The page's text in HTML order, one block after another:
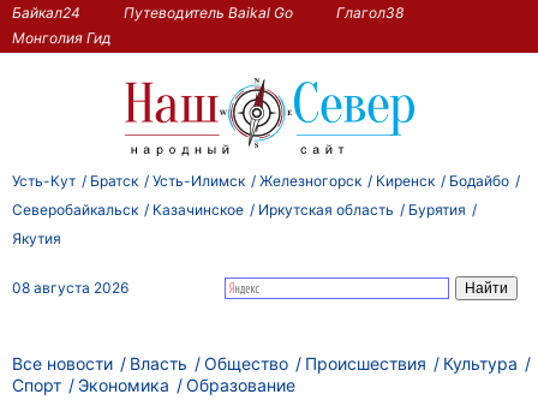
Байкал24 Путеводитель Baikal Go
Глагол38
Монголия Гид
Усть-Кут Братск Усть-Илимск Железногорск Киренск
Бодайбо
Северобайкальск
Казачинское Иркутская область
Бурятия
Якутия
08 августа 2026
Все новости Власть Общество Происшествия
Культура
Спорт
Экономика Образование